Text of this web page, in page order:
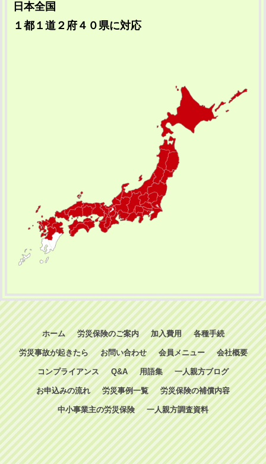
日本全国
１都１道２府４０県に対応
ホーム 労災保険のご案内 加入費用 各種手続
労災事故が起きたら お問い合わせ 会員メニュー 会社概要
コンプライアンス Q&A 用語集 一人親方ブログ
お申込みの流れ 労災事例一覧 労災保険の補償内容
中小事業主の労災保険 一人親方調査資料